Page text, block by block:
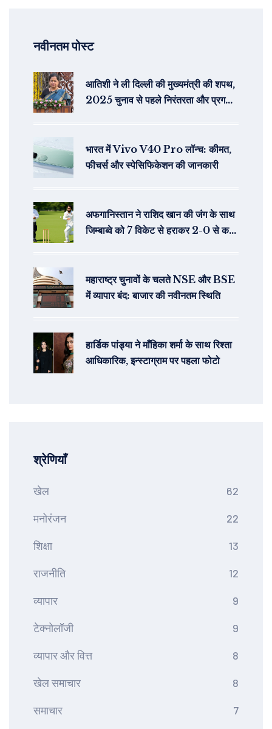
नवीनतम पोस्ट
आतिशी ने ली दिल्ली की मुख्यमंत्री की शपथ,
2025 चुनाव से पहले निरंतरता और प्रगति
भारत में Vivo V40 Pro लॉन्च: कीमत,
फीचर्स और स्पेसिफिकेशन की जानकारी
अफगानिस्तान ने राशिद खान की जंग के साथ
जिम्बाब्वे को 7 विकेट से हराकर 2-0 से कर
महाराष्ट्र चुनावों के चलते NSE और BSE
में व्यापार बंद: बाजार की नवीनतम स्थिति
हार्डिक पांड्या ने माँहिका शर्मा के साथ रिश्ता
आधिकारिक, इन्स्टाग्राम पर पहला फोटो
श्रेणियाँ
खेल 62
मनोरंजन 22
शिक्षा 13
राजनीति 12
व्यापार 9
टेक्नोलॉजी 9
व्यापार और वित्त 8
खेल समाचार 8
समाचार 7